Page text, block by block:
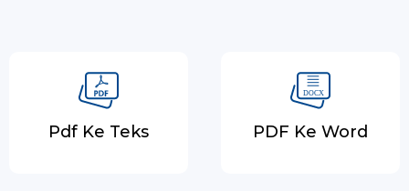
Pdf Ke Teks PDF Ke Word